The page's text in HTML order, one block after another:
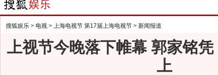
搜狐娱乐 > 电视 > 上海电视节 第17届上海电视节 > 新闻报道
上视节今晚落下帷幕 郭家铭
上